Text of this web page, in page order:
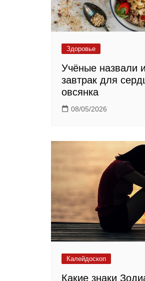
Здоровье
Учёные назвали
завтрак для
овсянка
08/05/2026
Калейдоскоп
Какие знаки